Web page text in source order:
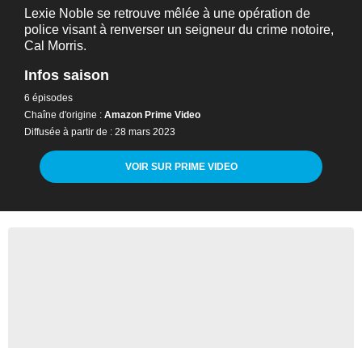
Lexie Noble se retrouve mêlée à une opération de
police visant à renverser un seigneur du crime notoire,
Cal Morris.
Infos saison
6 épisodes
Chaîne d'origine : Amazon Prime Video
Diffusée à partir de : 28 mars 2023
VOIR SUR PRIME VIDEO